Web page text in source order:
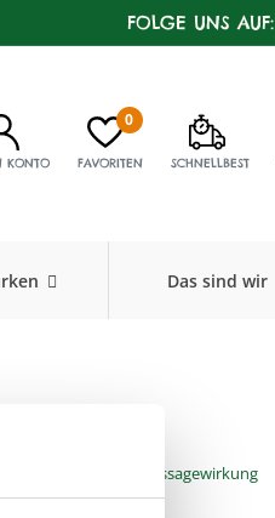
FOLGE UNS AUF:
KONTO
0
FAVORITEN SCHNELLBEST
Das sind wir
Haar; intensive Massagewirkung